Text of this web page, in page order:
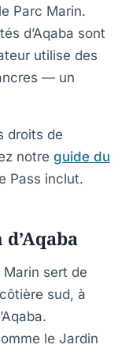
Parc Marin.
d’Aqaba sont
utilise des
— un
droits de
notre guide du
Pass inclut.
sert de
sud, à
le Jardin